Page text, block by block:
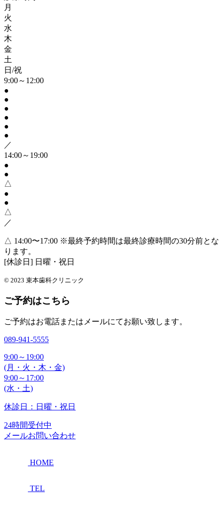
月
火
水
木
金
土
日/祝
9:00～12:00
●
●
●
●
●
●
／
14:00～19:00
●
●
△
●
●
△
／
△ 14:00〜17:00 ※最終予約時間は最終診療時間の30分前とな
ります。
[休診日] 日曜・祝日
© 2023 束本歯科クリニック
ご予約はこちら
ご予約はお電話またはメールにてお願い致します。
089-941-5555
9:00～19:00
(月・火・木・金)
9:00～17:00
(水・土)
休診日：日曜・祝日
24時間受付中
メールお問い合わせ
HOME
TEL